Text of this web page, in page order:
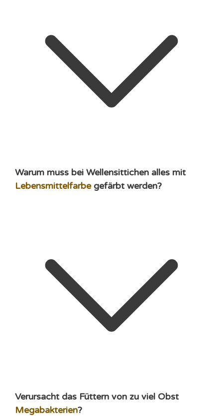
Warum muss bei Wellensittichen alles mit
Lebensmittelfarbe gefärbt werden?
Verursacht das Füttern von zu viel Obst
Megabakterien?